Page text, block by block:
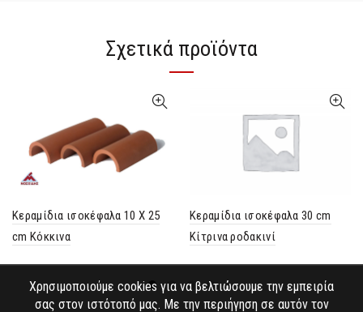
Σχετικά προϊόντα
Κεραμίδια ισοκέφαλα 10 Χ 25
cm Κόκκινα
Κεραμίδια ισοκέφαλα 30 cm
Κίτρινα ροδακινί
Χρησιμοποιούμε cookies για να βελτιώσουμε την εμπειρία
σας στον ιστότοπό μας. Με την περιήγηση σε αυτόν τον